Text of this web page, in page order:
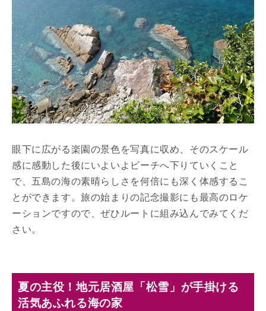
眼下に広がる楽園の景色を写真に収め、そのスケール
感に感動した後にいよいよビーチへ下りていくこと
で、五島の海の素晴らしさを何倍にも深く体感するこ
とができます。旅の始まりの記念撮影にも最高のロケ
ーションですので、ぜひルートに組み込んでみてくだ
さい。
夏の主役！地元居酒屋「松雪」が手掛ける
活気あふれる海の家